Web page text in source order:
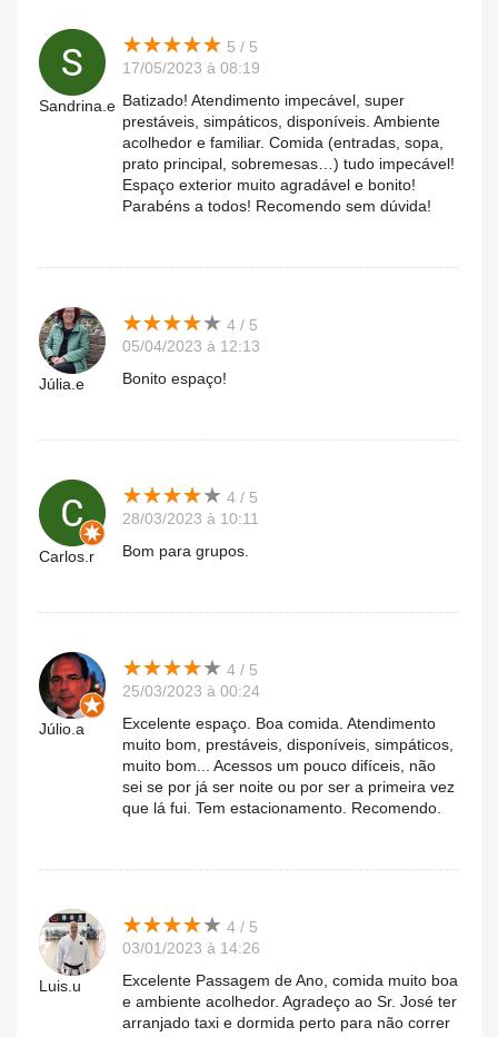
Sandrina.e
★★★★★
★★★★★ 5 / 5
17/05/2023 à 08:19
Batizado! Atendimento impecável, super
prestáveis, simpáticos, disponíveis. Ambiente
acolhedor e familiar. Comida (entradas, sopa,
prato principal, sobremesas…) tudo impecável!
Espaço exterior muito agradável e bonito!
Parabéns a todos! Recomendo sem dúvida!
Júlia.e
★★★★★
★★★★★ 4 / 5
05/04/2023 à 12:13
Bonito espaço!
Carlos.r
★★★★★
★★★★★ 4 / 5
28/03/2023 à 10:11
Bom para grupos.
Júlio.a
★★★★★
★★★★★ 4 / 5
25/03/2023 à 00:24
Excelente espaço. Boa comida. Atendimento
muito bom, prestáveis, disponíveis, simpáticos,
muito bom... Acessos um pouco difíceis, não
sei se por já ser noite ou por ser a primeira vez
que lá fui. Tem estacionamento. Recomendo.
Luis.u
★★★★★
★★★★★ 4 / 5
03/01/2023 à 14:26
Excelente Passagem de Ano, comida muito boa
e ambiente acolhedor. Agradeço ao Sr. José ter
arranjado taxi e dormida perto para não correr